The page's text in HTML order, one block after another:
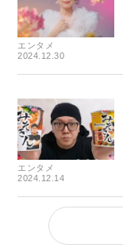
エンタメ
2024.12.30
エンタメ
2024.12.14